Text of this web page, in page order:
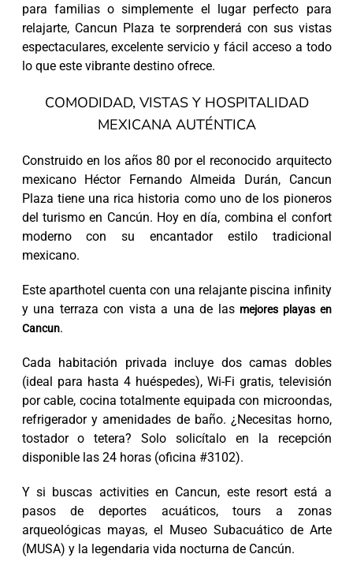
para familias o simplemente el lugar perfecto para
relajarte, Cancun Plaza te sorprenderá con sus vistas
espectaculares, excelente servicio y fácil acceso a todo
lo que este vibrante destino ofrece.
COMODIDAD, VISTAS Y HOSPITALIDAD
MEXICANA AUTÉNTICA
Construido en los años 80 por el reconocido arquitecto
mexicano Héctor Fernando Almeida Durán, Cancun
Plaza tiene una rica historia como uno de los pioneros
del turismo en Cancún. Hoy en día, combina el confort
moderno con su encantador estilo tradicional
mexicano.
Este aparthotel cuenta con una relajante piscina infinity
y una terraza con vista a una de las mejores playas en
Cancun.
Cada habitación privada incluye dos camas dobles
(ideal para hasta 4 huéspedes), Wi-Fi gratis, televisión
por cable, cocina totalmente equipada con microondas,
refrigerador y amenidades de baño. ¿Necesitas horno,
tostador o tetera? Solo solicítalo en la recepción
disponible las 24 horas (oficina #3102).
Y si buscas activities en Cancun, este resort está a
pasos de deportes acuáticos, tours a zonas
arqueológicas mayas, el Museo Subacuático de Arte
(MUSA) y la legendaria vida nocturna de Cancún.